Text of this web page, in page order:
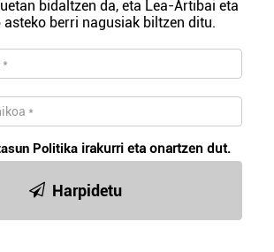
bidaltzen da, eta Lea-Artibai eta
berri nagusiak biltzen ditu.
Politika irakurri eta onartzen dut.
Harpidetu